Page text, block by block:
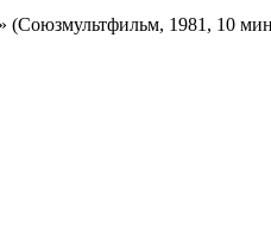
1981, 10